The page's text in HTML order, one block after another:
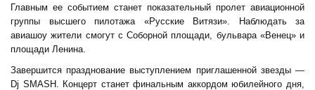
Главным ее событием станет показательный пролет авиационной
группы высшего пилотажа «Русские Витязи». Наблюдать за
авиашоу жители смогут с Соборной площади, бульвара «Венец» и
площади Ленина.
Завершится празднование выступлением приглашенной звезды —
Dj SMASH. Концерт станет финальным аккордом юбилейного дня,